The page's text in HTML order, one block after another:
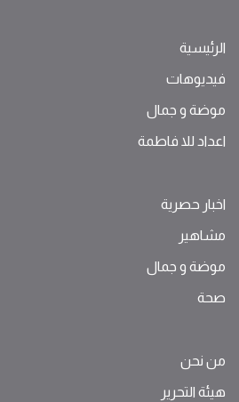
الرئيسية
فيديوهات
موضة ‫و‬ ‫‬‫جمال‬
اعداد للا فاطمة
اخبار حصرية
مشاهير
موضة ‫و‬ ‫‬‫جمال‬
صحة
من نحن
هيئة التحرير